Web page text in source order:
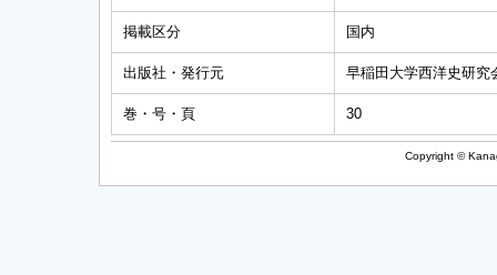
掲載区分 国内
出版社・発行元 早稲田大学西洋史研究
巻・号・頁 30
Copyright ©